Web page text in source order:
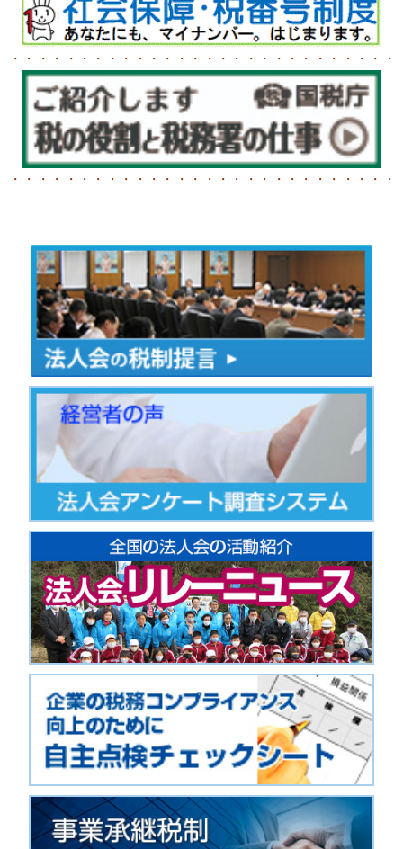
・・・・・・・・・・・・・・・・・・・・・・・・・・・・
・・・・・・・・・・・・・・・・・・・・・・・・・・・